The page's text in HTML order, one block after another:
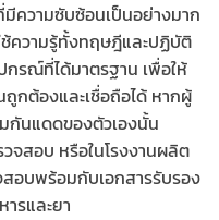
มีความซับซ้อนเป็นอย่างมาก
ช้ความรู้ทั้งทฤษฎีและปฏิบัติ
กรณ์ที่ได้มาตรฐาน เพื่อให้
กต้องและเชื่อถือได้ หากผู้
กันแดดของตัวเองนั้น
จสอบ หรือในโรงงานผลิต
อบพร้อมกับเอกสารรับรอง
รและยา